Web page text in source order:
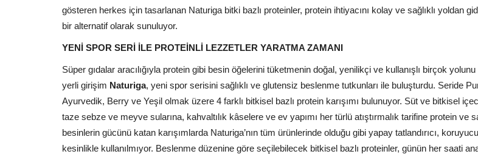
gösteren herkes için tasarlanan Naturiga bitki bazlı proteinler, protein ihtiyacını kolay ve sağlıklı yoldan
bir alternatif olarak sunuluyor.
YENİ SPOR SERİ İLE PROTEİNLİ LEZZETLER YARATMA ZAMANI
Süper gıdalar aracılığıyla protein gibi besin öğelerini tüketmenin doğal, yenilikçi ve kullanışlı birçok
yerli girişim Naturiga, yeni spor serisini sağlıklı ve glutensiz beslenme tutkunları ile buluşturdu. Seride
Ayurvedik, Berry ve Yeşil olmak üzere 4 farklı bitkisel bazlı protein karışımı bulunuyor. Süt ve bitkisel
taze sebze ve meyve sularına, kahvaltılık kâselere ve ev yapımı her türlü atıştırmalık tarifine protein ve
besinlerin gücünü katan karışımlarda Naturiga’nın tüm ürünlerinde olduğu gibi yapay tatlandırıcı,
kesinlikle kullanılmıyor. Beslenme düzenine göre seçilebilecek bitkisel bazlı proteinler, günün her saati